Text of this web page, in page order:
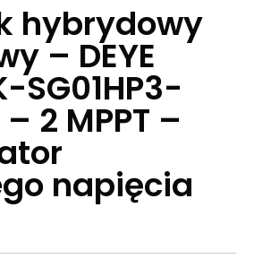
hybrydowy
– DEYE
SG01HP3-
2 MPPT –
napięcia